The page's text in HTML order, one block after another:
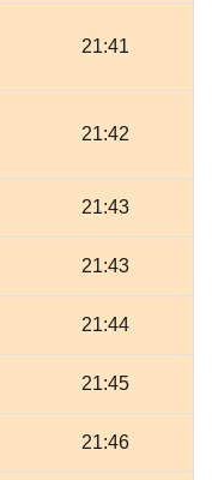
21:41
21:42
21:43
21:43
21:44
21:45
21:46